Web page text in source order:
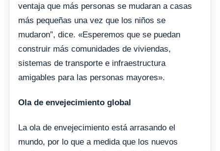
ventaja que más personas se mudaran a casas
más pequeñas una vez que los niños se
mudaron”, dice. «Esperemos que se puedan
construir más comunidades de viviendas,
sistemas de transporte e infraestructura
amigables para las personas mayores».
Ola de envejecimiento global
La ola de envejecimiento está arrasando el
mundo, por lo que a medida que los nuevos